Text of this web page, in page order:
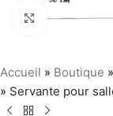
Agrandir
Accueil » Boutique »
» Servante pour